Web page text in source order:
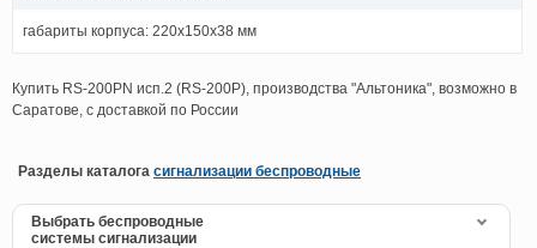
габариты корпуса: 220х150х38 мм
Купить RS-200PN исп.2 (RS-200P), производства "Альтоника", возможно в
Саратове, с доставкой по России
Разделы каталога сигнализации беспроводные
Выбрать беспроводные
системы сигнализации